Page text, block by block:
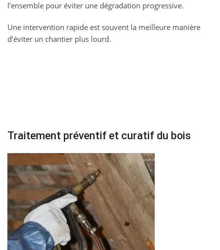
l’ensemble pour éviter une dégradation progressive.
Une intervention rapide est souvent la meilleure manière
d’éviter un chantier plus lourd.
Traitement préventif et curatif du bois